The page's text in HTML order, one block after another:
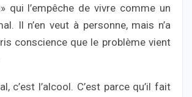
qui l’empêche de vivre comme un
Il n’en veut à personne, mais n’a
conscience que le problème vient
c’est l’alcool. C’est parce qu’il fait